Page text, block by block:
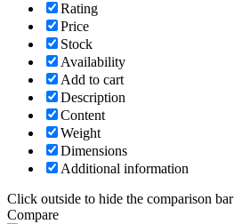
Rating
Price
Stock
Availability
Add to cart
Description
Content
Weight
Dimensions
Additional information
Click outside to hide the comparison bar
Compare